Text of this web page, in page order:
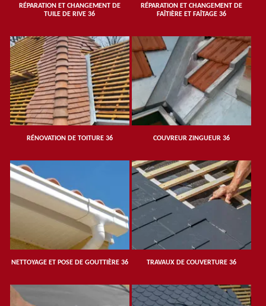
RÉPARATION ET CHANGEMENT DE
TUILE DE RIVE 36
RÉPARATION ET CHANGEMENT DE
FAÎTIÈRE ET FAÎTAGE 36
RÉNOVATION DE TOITURE 36 COUVREUR ZINGUEUR 36
NETTOYAGE ET POSE DE GOUTTIÈRE 36 TRAVAUX DE COUVERTURE 36